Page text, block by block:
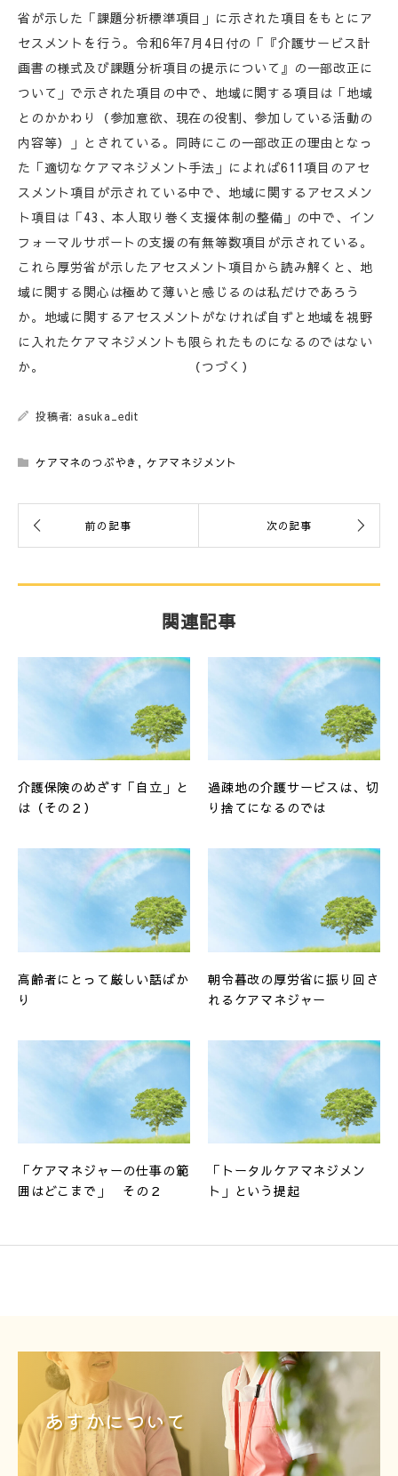
省が示した「課題分析標準項目」に示された項目をもとにア
セスメントを行う。令和6年7月4日付の「『介護サービス計
画書の様式及び課題分析項目の提示について』の一部改正に
ついて」で示された項目の中で、地域に関する項目は「地域
とのかかわり（参加意欲、現在の役割、参加している活動の
内容等）」とされている。同時にこの一部改正の理由となっ
た「適切なケアマネジメント手法」によれば611項目のアセ
スメント項目が示されている中で、地域に関するアセスメン
ト項目は「43、本人取り巻く支援体制の整備」の中で、イン
フォーマルサポートの支援の有無等数項目が示されている。
これら厚労省が示したアセスメント項目から読み解くと、地
域に関する関心は極めて薄いと感じるのは私だけであろう
か。地域に関するアセスメントがなければ自ずと地域を視野
に入れたケアマネジメントも限られたものになるのではない
か。 （つづく）
投稿者: asuka_edit
ケアマネのつぶやき , ケアマネジメント
関連記事
介護保険のめざす「自立」と
は（その２）
過疎地の介護サービスは、切
り捨てになるのでは
高齢者にとって厳しい話ばか
り
朝令暮改の厚労省に振り回さ
れるケアマネジャー
「ケアマネジャーの仕事の範
囲はどこまで」 その２
「トータルケアマネジメン
ト」という提起
あすかについて